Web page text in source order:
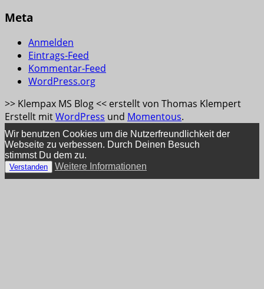
Meta
Anmelden
Eintrags-Feed
Kommentar-Feed
WordPress.org
>> Klempax MS Blog << erstellt von Thomas Klempert
Erstellt mitWordPress und Momentous.
Wir benutzen Cookies um die Nutzerfreundlichkeit der
Webseite zu verbessen. Durch Deinen Besuch
stimmst Du dem zu.
Verstanden Weitere Informationen